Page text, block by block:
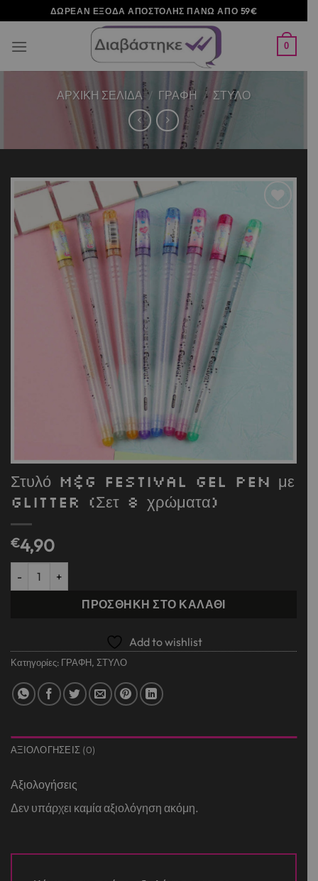
στο
περιεχόμενο
ΔΩΡΕΑΝ ΕΞΟΔΑ ΑΠΟΣΤΟΛΗΣ ΠΑΝΩ ΑΠΟ 59€
0
ΑΡΧΙΚΉ ΣΕΛΊΔΑ / ΓΡΑΦΗ / ΣΤΥΛΟ
Add to
wishlist
Στυλό M&G Festival Gel Pen με
Glitter (Σετ 8 χρώματα)
€4,90
Στυλό M&G Festival Gel Pen με Glitter (Σετ 8 χρώματα) ποσότητα
ΠΡΟΣΘΉΚΗ ΣΤΟ ΚΑΛΆΘΙ
Add to wishlist
Κατηγορίες: ΓΡΑΦΗ, ΣΤΥΛΟ
ΑΞΙΟΛΟΓΉΣΕΙΣ (0)
Αξιολογήσεις
Δεν υπάρχει καμία αξιολόγηση ακόμη.